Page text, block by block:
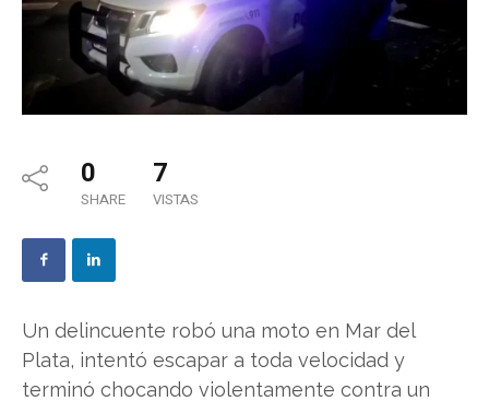
0
SHARE
7
VISTAS
Un delincuente robó una moto en Mar del
Plata, intentó escapar a toda velocidad y
terminó chocando violentamente contra un